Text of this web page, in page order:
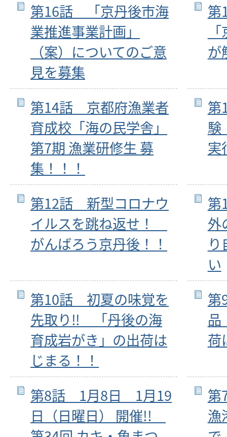
第16話 「京丹後市海
業推進事業計画」
（案）についてのご意
見を募集
が
第14話 京都府漁業者
育成校「海の民学舎」
第7期 漁業研修生 募
集！！！
第
験
実
第12話 新型コロナウ
イルスを跳ね返せ！
がんばろう京丹後！！
第
外
い
第10話 初夏の味覚を
先取り‼ 「丹後の海
育成岩がき」の出荷は
じまる！！
第
品
荷
第8話 1月8日 1月19
日（日曜日） 開催!!
漁